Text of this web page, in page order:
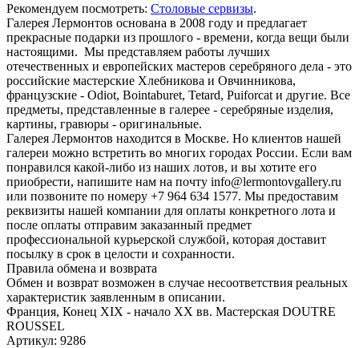
Рекомендуем посмотреть: Столовые сервизы.
Галерея Лермонтов основана в 2008 году и предлагает
прекрасные подарки из прошлого - времени, когда вещи были
настоящими. Мы представляем работы лучших
отечественных и европейских мастеров серебряного дела - это
российские мастерские Хлебникова и Овчинникова,
французские - Odiot, Bointaburet, Tetard, Puiforcat и другие. Все
предметы, представленные в галерее - серебряные изделия,
картины, гравюры - оригинальные.
Галерея Лермонтов находится в Москве. Но клиентов нашей
галереи можно встретить во многих городах России. Если вам
понравился какой-либо из наших лотов, и вы хотите его
приобрести, напишите нам на почту info@lermontovgallery.ru
или позвоните по номеру +7 964 634 1577. Мы предоставим
реквизиты нашей компании для оплаты конкретного лота и
после оплаты отправим заказанный предмет
профессиональной курьерской службой, которая доставит
посылку в срок в целости и сохранности.
Правила обмена и возврата
Обмен и возврат возможен в случае несоответствия реальных
характеристик заявленным в описании.
Франция, Конец XIX - начало XX вв. Мастерская DOUTRE
ROUSSEL
Артикул: 9286